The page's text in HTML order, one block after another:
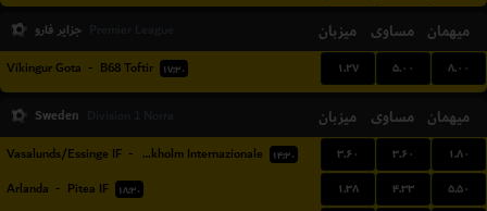
جزایر فارو میزبان مساوی میهمان
Víkingur Gota - B68 Toftir ۱۷:۳۰ ۱.۲۷ ۵.۰۰ ۸.۰۰
Sweden میزبان مساوی میهمان
Vasalunds/Essinge IF - FC Stockholm Internazionale ۱۴:۳۰ ۳.۶۰ ۳.۶۰ ۱.۸۰
Arlanda - Pitea IF ۱۸:۳۰ ۱.۳۸ ۴.۳۳ ۵.۵۰